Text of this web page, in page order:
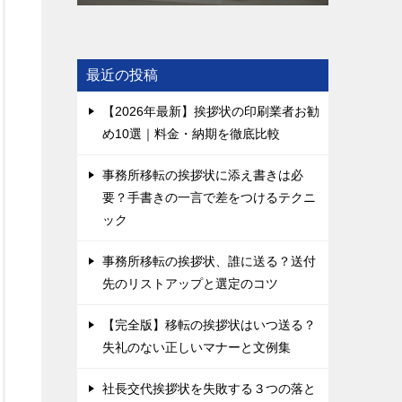
最近の投稿
【2026年最新】挨拶状の印刷業者お勧
め10選｜料金・納期を徹底比較
事務所移転の挨拶状に添え書きは必
要？手書きの一言で差をつけるテクニ
ック
事務所移転の挨拶状、誰に送る？送付
先のリストアップと選定のコツ
【完全版】移転の挨拶状はいつ送る？
失礼のない正しいマナーと文例集
社長交代挨拶状を失敗する３つの落と